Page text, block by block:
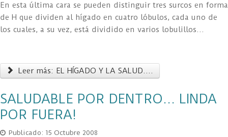
En esta última cara se pueden distinguir tres surcos en forma
de H que dividen al hígado en cuatro lóbulos, cada uno de
los cuales, a su vez, está dividido en varios lobulillos...
Leer más: EL HÍGADO Y LA SALUD....
SALUDABLE POR DENTRO... LINDA
POR FUERA!
Publicado: 15 Octubre 2008